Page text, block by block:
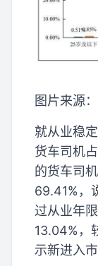
图片来源
就从业稳
货车司机
的货车司
69.41%，
过从业年
13.04%，
示新进入